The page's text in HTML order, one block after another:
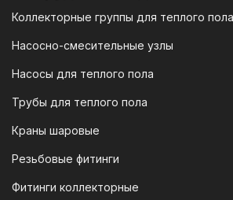
удобно и безопасно.
юридических лиц
Для наших корпоративных
мы предлагаем
выставим вам счет,
оплатить в течение 3
Коллекторные группы для теплого пола
Насосно-смесительные узлы
Насосы для теплого пола
Трубы для теплого пола
Краны шаровые
Резьбовые фитинги
Фитинги коллекторные